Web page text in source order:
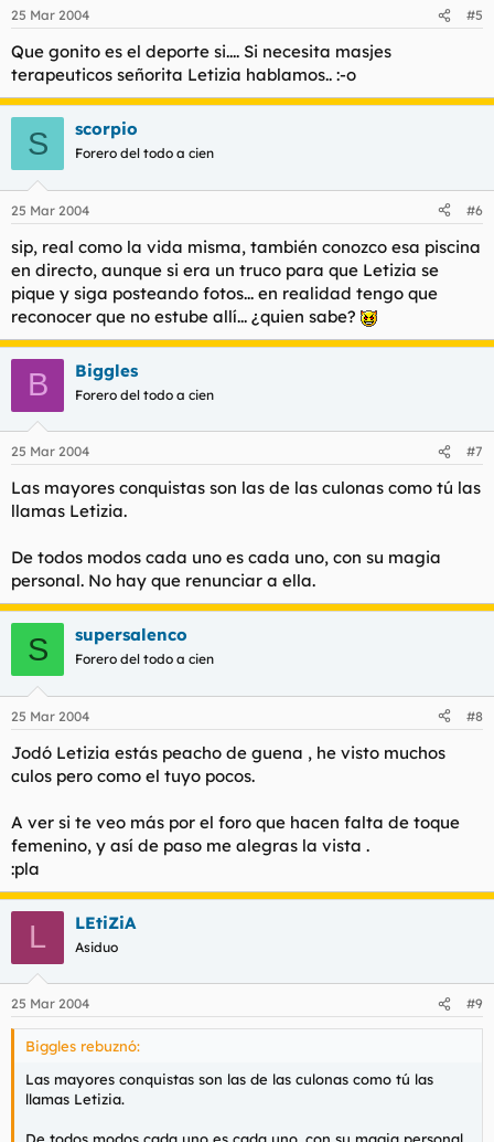
25 Mar 2004 #5
Que gonito es el deporte si.... Si necesita masjes
terapeuticos señorita Letizia hablamos.. :-o
S scorpio
Forero del todo a cien
25 Mar 2004 #6
sip, real como la vida misma, también conozco esa piscina
en directo, aunque si era un truco para que Letizia se
pique y siga posteando fotos... en realidad tengo que
reconocer que no estube allí... ¿quien sabe?
B Biggles
Forero del todo a cien
25 Mar 2004 #7
Las mayores conquistas son las de las culonas como tú las
llamas Letizia.
De todos modos cada uno es cada uno, con su magia
personal. No hay que renunciar a ella.
S supersalenco
Forero del todo a cien
25 Mar 2004 #8
Jodó Letizia estás peacho de guena , he visto muchos
culos pero como el tuyo pocos.
A ver si te veo más por el foro que hacen falta de toque
femenino, y así de paso me alegras la vista .
:pla
L LEtiZiA
Asiduo
25 Mar 2004 #9
Biggles rebuznó:
Las mayores conquistas son las de las culonas como tú las
llamas Letizia.